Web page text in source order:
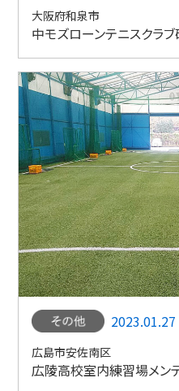
大阪府和泉市
中モズローンテニスクラ
2023.01.27
広島市安佐南区
広陵高校室内練習場メン